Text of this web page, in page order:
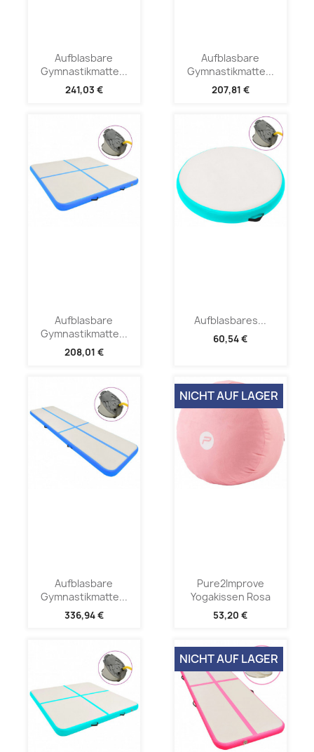
Aufblasbare
Gymnastikmatte...
241,03 €
Aufblasbare
Gymnastikmatte...
207,81 €
Aufblasbare
Gymnastikmatte...
208,01 €
Aufblasbares...
60,54 €
Aufblasbare
Gymnastikmatte...
336,94 €
Pure2Improve
Yogakissen Rosa
53,20 €
NICHT AUF LAGER
NICHT AUF LAGER